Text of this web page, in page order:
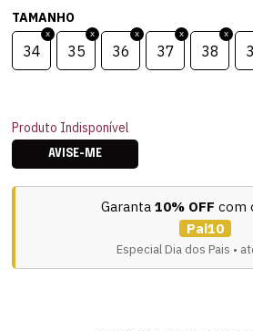
TAMANHO
34 35 36 37 38
Produto Indisponível
AVISE-ME
Garanta 10% OFF com
Pai10
Especial Dia dos Pais •